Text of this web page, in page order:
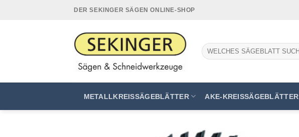
DER SEKINGER SÄGEN ONLINE-SHOP
Suchen
nach:
METALLKREISSÄGEBLÄTTER AKE-KREISSÄGEBLÄTTER